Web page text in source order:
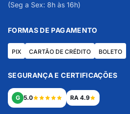
(Seg a Sex: 8h às 16h)
FORMAS DE PAGAMENTO
PIX CARTÃO DE CRÉDITO BOLETO
SEGURANÇA E CERTIFICAÇÕES
G 5.0 RA 4.9